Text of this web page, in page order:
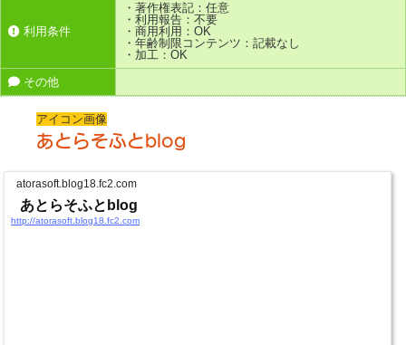
利用条件
・著作権表記：任意
・利用報告：不要
・商用利用：OK
・年齢制限コンテンツ：記載なし
・加工：OK
その他
アイコン画像
あとらそふとblog
atorasoft.blog18.fc2.com
あとらそふとblog
http://atorasoft.blog18.fc2.com